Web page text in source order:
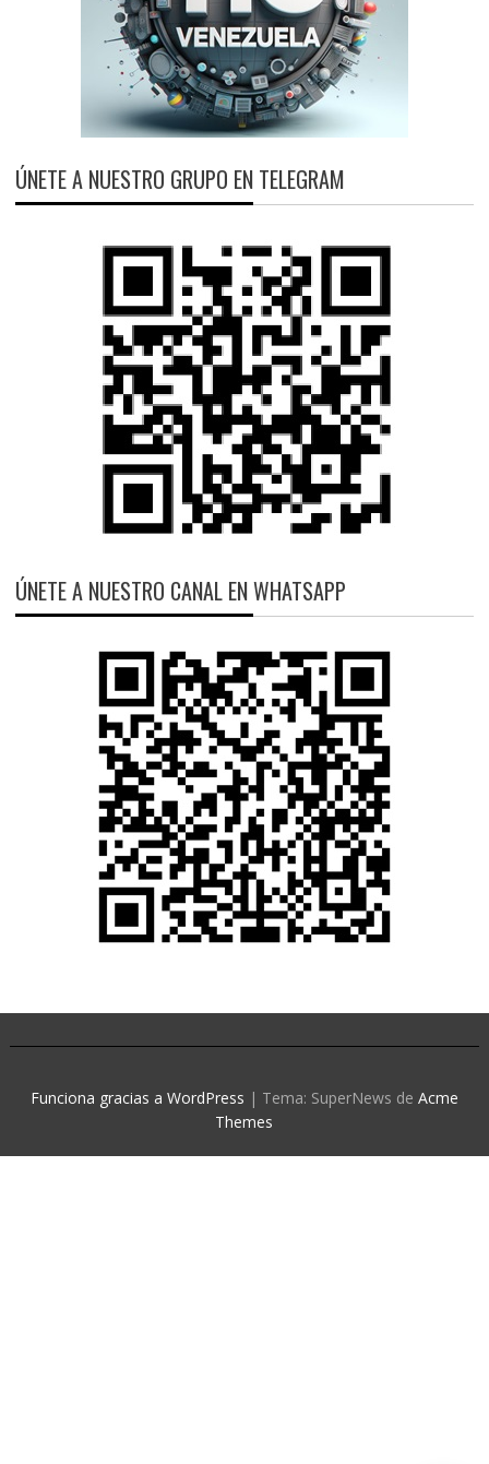
ÚNETE A NUESTRO GRUPO EN TELEGRAM
ÚNETE A NUESTRO CANAL EN WHATSAPP
Funciona gracias a WordPress | Tema: SuperNews de Acme
Themes